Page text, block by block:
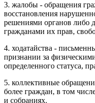
3. жалобы - обращения
восстановления
решениями органов либо
гражданами их прав,
4. ходатайства -
признании за
определенного статуса,
5. коллективные
более граждан, в том
и собраниях.